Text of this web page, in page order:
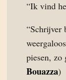
“Ik vind
“Schrijver
piesen, zo
Bouazza)